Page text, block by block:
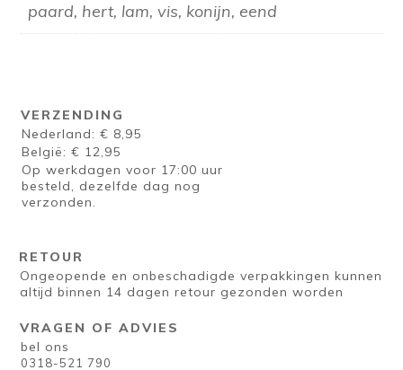
paard, hert, lam, vis, konijn, eend
VERZENDING
Nederland: € 8,95
België: € 12,95
Op werkdagen voor 17:00 uur
besteld, dezelfde dag nog
verzonden.
RETOUR
Ongeopende en onbeschadigde verpakkingen kunnen
altijd binnen 14 dagen retour gezonden worden
VRAGEN OF ADVIES
bel ons
0318-521 790